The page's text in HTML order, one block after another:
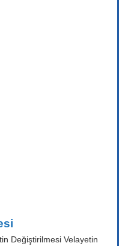
Değiştirilmesi Velayetin